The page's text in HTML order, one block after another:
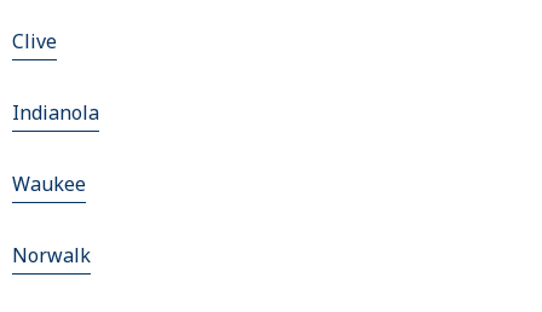
Clive
Indianola
Waukee
Norwalk